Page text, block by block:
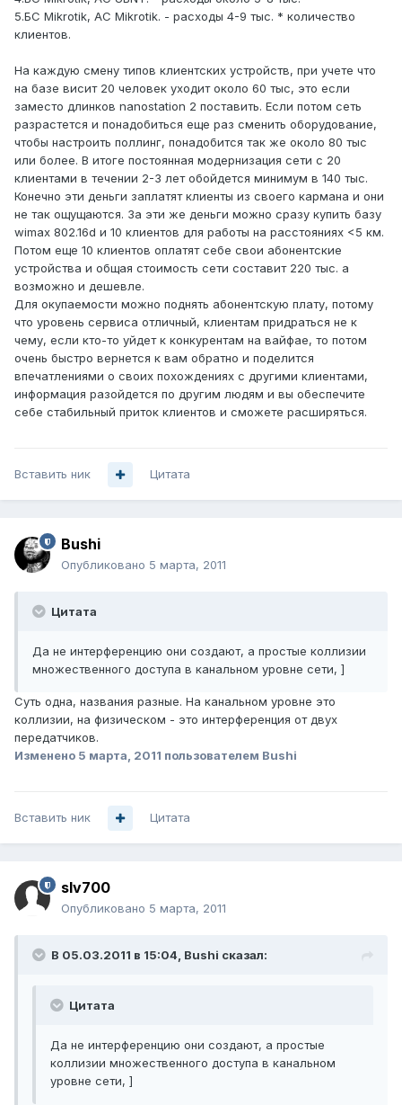
5.БС Mikrotik, АС Mikrotik. - расходы 4-9 тыс. * количество
клиентов.
На каждую смену типов клиентских устройств, при учете что
на базе висит 20 человек уходит около 60 тыс, это если
заместо длинков nanostation 2 поставить. Если потом сеть
разрастется и понадобиться еще раз сменить оборудование,
чтобы настроить поллинг, понадобится так же около 80 тыс
или более. В итоге постоянная модернизация сети с 20
клиентами в течении 2-3 лет обойдется минимум в 140 тыс.
Конечно эти деньги заплатят клиенты из своего кармана и они
не так ощущаются. За эти же деньги можно сразу купить базу
wimax 802.16d и 10 клиентов для работы на расстояниях <5 км.
Потом еще 10 клиентов оплатят себе свои абонентские
устройства и общая стоимость сети составит 220 тыс. а
возможно и дешевле.
Для окупаемости можно поднять абонентскую плату, потому
что уровень сервиса отличный, клиентам придраться не к
чему, если кто-то уйдет к конкурентам на вайфае, то потом
очень быстро вернется к вам обратно и поделится
впечатлениями о своих похождениях с другими клиентами,
информация разойдется по другим людям и вы обеспечите
себе стабильный приток клиентов и сможете расширяться.
Вставить ник Цитата
Bushi
Опубликовано 5 марта, 2011
Цитата
Да не интерференцию они создают, а простые коллизии
множественного доступа в канальном уровне сети, ]
Суть одна, названия разные. На канальном уровне это
коллизии, на физическом - это интерференция от двух
передатчиков.
Изменено 5 марта, 2011 пользователем Bushi
Вставить ник Цитата
slv700
Опубликовано 5 марта, 2011
В 05.03.2011 в 15:04, Bushi сказал:
Цитата
Да не интерференцию они создают, а простые
коллизии множественного доступа в канальном
уровне сети, ]